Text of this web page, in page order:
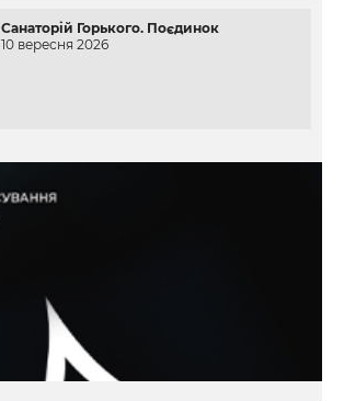
Санаторій Горького. Поєдинок
10 вересня 2026